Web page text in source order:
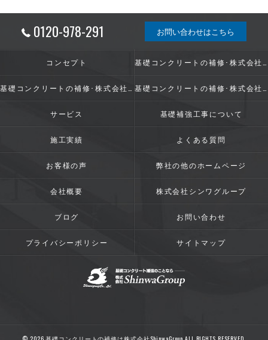
0120-978-291 お問い合わせはこちら
コンセプト
サービス 基礎補強工事について
施工実績 よくある質問
お客様の声 弊社の他のホームページ
会社概要 株式会社シンワグループ
ブログ お問い合わせ
プライバシーポリシー サイトマップ